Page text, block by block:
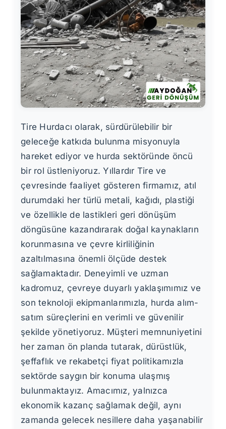
Tire Hurdacı olarak, sürdürülebilir bir
geleceğe katkıda bulunma misyonuyla
hareket ediyor ve hurda sektöründe öncü
bir rol üstleniyoruz. Yıllardır Tire ve
çevresinde faaliyet gösteren firmamız, atıl
durumdaki her türlü metali, kağıdı, plastiği
ve özellikle de lastikleri geri dönüşüm
döngüsüne kazandırarak doğal kaynakların
korunmasına ve çevre kirliliğinin
azaltılmasına önemli ölçüde destek
sağlamaktadır. Deneyimli ve uzman
kadromuz, çevreye duyarlı yaklaşımımız ve
son teknoloji ekipmanlarımızla, hurda alım-
satım süreçlerini en verimli ve güvenilir
şekilde yönetiyoruz. Müşteri memnuniyetini
her zaman ön planda tutarak, dürüstlük,
şeffaflık ve rekabetçi fiyat politikamızla
sektörde saygın bir konuma ulaşmış
bulunmaktayız. Amacımız, yalnızca
ekonomik kazanç sağlamak değil, aynı
zamanda gelecek nesillere daha yaşanabilir